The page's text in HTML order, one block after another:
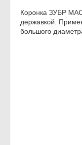
Коронка ЗУБР
державкой.
большого